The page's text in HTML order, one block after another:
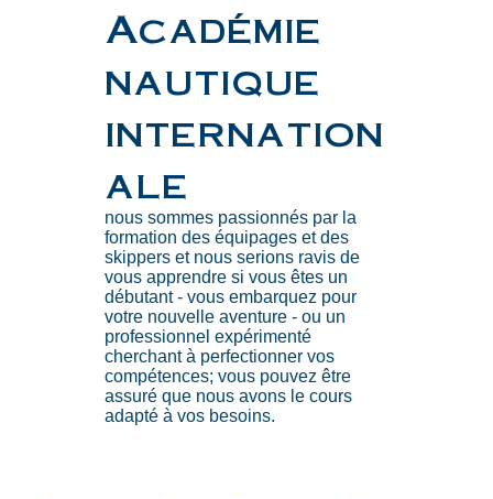
Académie
nautique
internation
ale
nous sommes passionnés par la
formation des équipages et des
skippers et nous serions ravis de
vous apprendre si vous êtes un
débutant - vous embarquez pour
votre nouvelle aventure - ou un
professionnel expérimenté
cherchant à perfectionner vos
compétences; vous pouvez être
assuré que nous avons le cours
adapté à vos besoins.